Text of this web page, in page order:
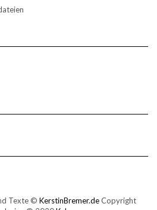
Texte © KerstinBremer.deCopyright